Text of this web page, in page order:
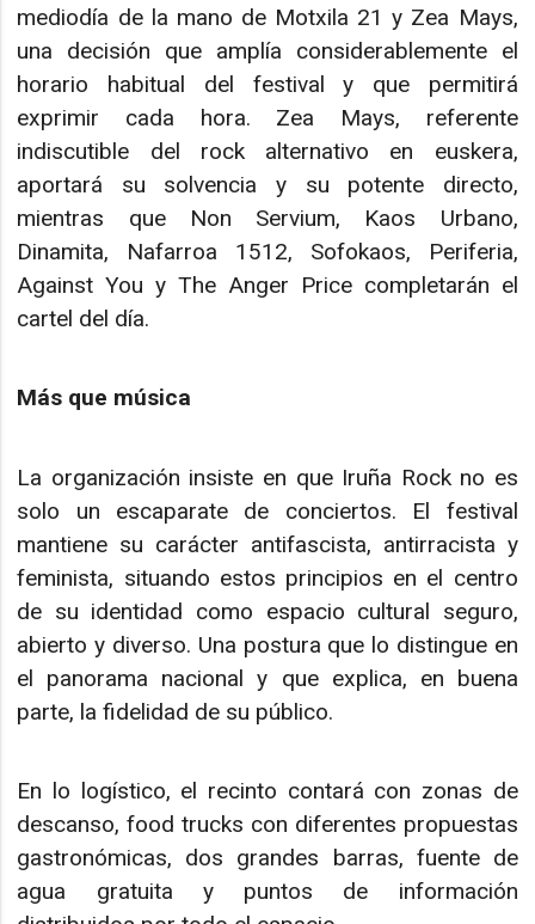
mediodía de la mano de Motxila 21 y Zea Mays,
una decisión que amplía considerablemente el
horario habitual del festival y que permitirá
exprimir cada hora. Zea Mays, referente
indiscutible del rock alternativo en euskera,
aportará su solvencia y su potente directo,
mientras que Non Servium, Kaos Urbano,
Dinamita, Nafarroa 1512, Sofokaos, Periferia,
Against You y The Anger Price completarán el
cartel del día.
Más que música
La organización insiste en que Iruña Rock no es
solo un escaparate de conciertos. El festival
mantiene su carácter antifascista, antirracista y
feminista, situando estos principios en el centro
de su identidad como espacio cultural seguro,
abierto y diverso. Una postura que lo distingue en
el panorama nacional y que explica, en buena
parte, la fidelidad de su público.
En lo logístico, el recinto contará con zonas de
descanso, food trucks con diferentes propuestas
gastronómicas, dos grandes barras, fuente de
agua gratuita y puntos de información